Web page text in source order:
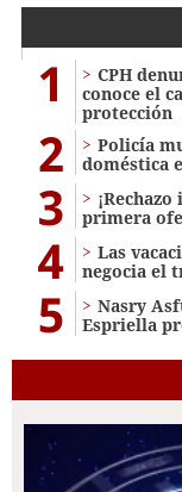
1
CPH
conoce el
protección
2
Policía
doméstica
3
primera
4
Las
negocia el
5
Nasry
Espriella